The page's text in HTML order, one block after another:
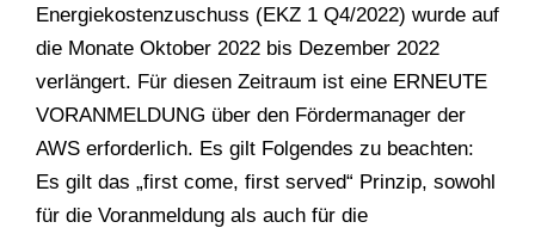
Energiekostenzuschuss (EKZ 1 Q4/2022) wurde auf
die Monate Oktober 2022 bis Dezember 2022
verlängert. Für diesen Zeitraum ist eine ERNEUTE
VORANMELDUNG über den Fördermanager der
AWS erforderlich. Es gilt Folgendes zu beachten:
Es gilt das „first come, first served“ Prinzip, sowohl
für die Voranmeldung als auch für die